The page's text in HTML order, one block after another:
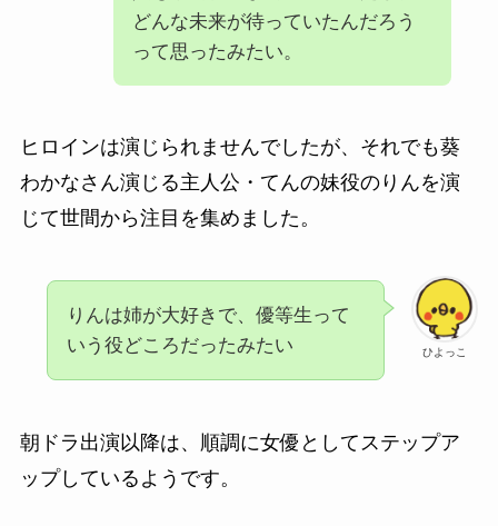
どんな未来が待っていたんだろう
って思ったみたい。
ヒロインは演じられませんでしたが、それでも葵
わかなさん演じる主人公・てんの妹役のりんを演
じて世間から注目を集めました。
ひよっこ
りんは姉が大好きで、優等生って
いう役どころだったみたい
朝ドラ出演以降は、順調に女優としてステップア
ップしているようです。